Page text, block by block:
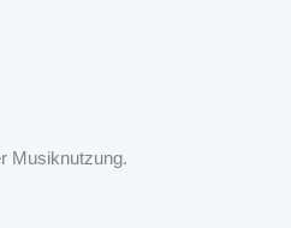
Musiknutzung.